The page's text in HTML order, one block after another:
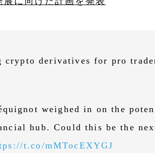
crypto derivatives for pro
weighed in on the
hub. Could this be the
t.co/mMTocEXYGJ